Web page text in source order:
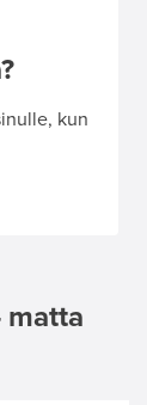
matta
kun